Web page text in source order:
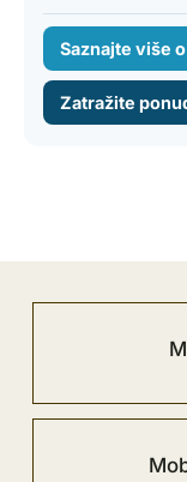
Saznajte više
Zatražite